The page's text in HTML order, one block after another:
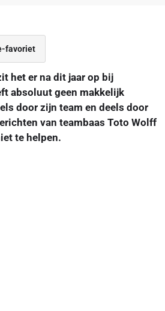
favoriet
het er na dit jaar op bij
absoluut geen makkelijk
door zijn team en deels door
van teambaas Toto Wolff
te helpen.